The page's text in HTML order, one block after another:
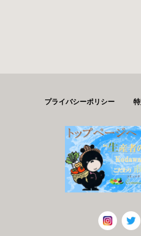
プライバシーポリシー